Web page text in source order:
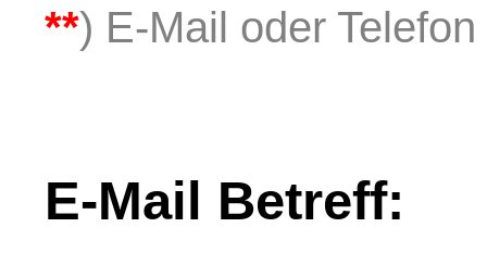
**) E-Mail oder
E-Mail Betreff: